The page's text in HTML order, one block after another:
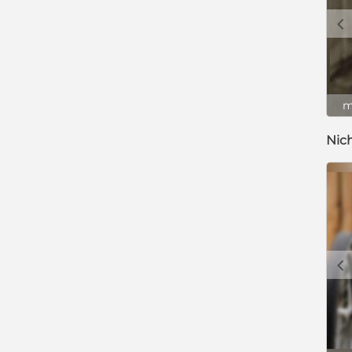
c
c